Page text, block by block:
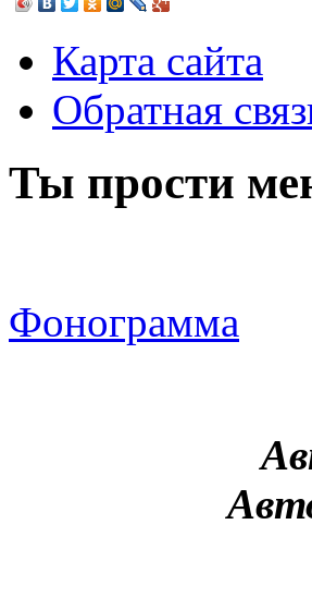
Карта сайта
Обратная
Ты прости
Фонограмма